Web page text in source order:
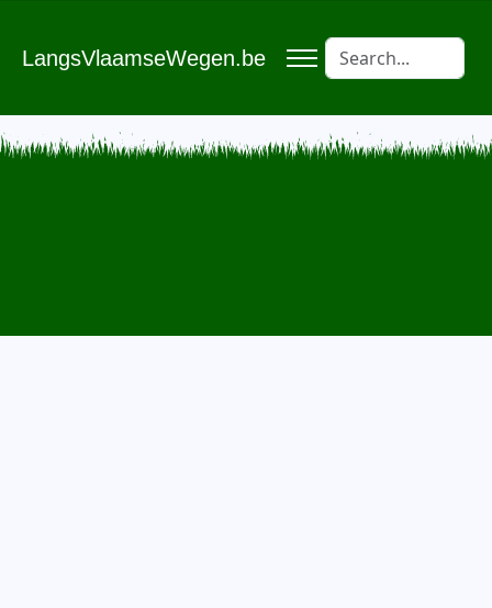
LangsVlaamseWegen.be